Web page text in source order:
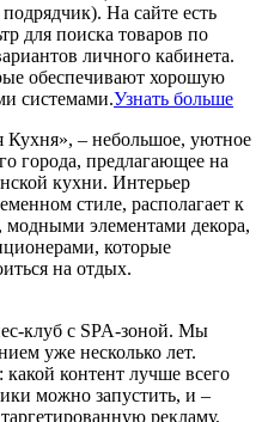
На сайте есть
для поиска товаров по
личного кабинета.
обеспечивают хорошую
системами.Узнать больше
– небольшое, уютное
города, предлагающее на
кухни. Интерьер
стиле, располагает к
модными элементами декора,
которые
на отдых.
клуб с SPA-зоной. Мы
уже несколько лет.
контент лучше всего
можно запустить, и –
рекламу,